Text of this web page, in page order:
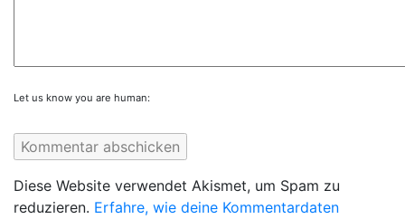
Let us know you are human:
Diese Website verwendet Akismet, um Spam zu
reduzieren. Erfahre, wie deine Kommentardaten